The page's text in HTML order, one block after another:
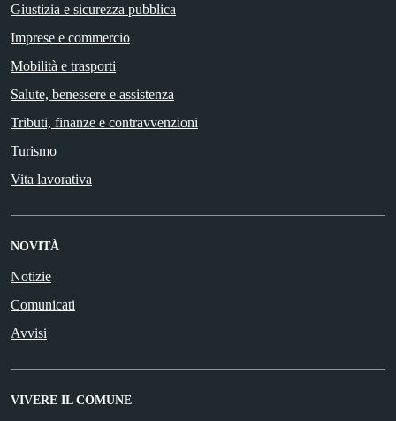
Giustizia e sicurezza pubblica
Imprese e commercio
Mobilità e trasporti
Salute, benessere e assistenza
Tributi, finanze e contravvenzioni
Turismo
Vita lavorativa
NOVITÀ
Notizie
Comunicati
Avvisi
VIVERE IL COMUNE